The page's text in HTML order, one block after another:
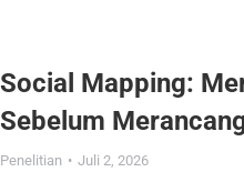
Social Mapping:
Sebelum
Penelitian Juli 2, 2026